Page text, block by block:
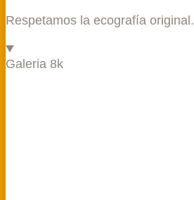
Respetamos la ecografía original.
Galeria 8k